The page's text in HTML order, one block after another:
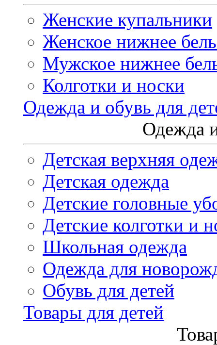
Женские купальники
Женское нижнее
Мужское нижнее
Колготки и носки
Одежда и обувь для
Одежда
Детская верхняя
Детская одежда
Детские головные
Детские колготки и
Школьная одежда
Одежда для
Обувь для детей
Товары для детей